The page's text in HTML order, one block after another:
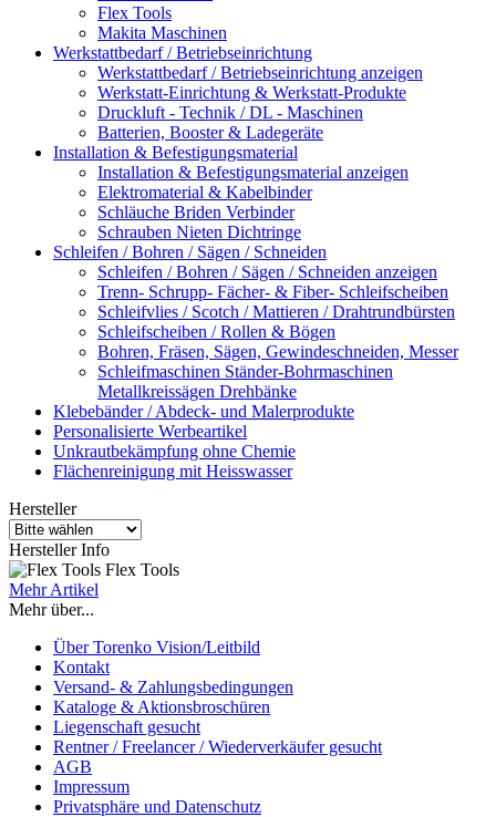
Flex Tools
Makita Maschinen
Werkstattbedarf / Betriebseinrichtung
Werkstattbedarf / Betriebseinrichtung anzeigen
Werkstatt-Einrichtung & Werkstatt-Produkte
Druckluft - Technik / DL - Maschinen
Batterien, Booster & Ladegeräte
Installation & Befestigungsmaterial
Installation & Befestigungsmaterial anzeigen
Elektromaterial & Kabelbinder
Schläuche Briden Verbinder
Schrauben Nieten Dichtringe
Schleifen / Bohren / Sägen / Schneiden
Schleifen / Bohren / Sägen / Schneiden anzeigen
Trenn- Schrupp- Fächer- & Fiber- Schleifscheiben
Schleifvlies / Scotch / Mattieren / Drahtrundbürsten
Schleifscheiben / Rollen & Bögen
Bohren, Fräsen, Sägen, Gewindeschneiden, Messer
Schleifmaschinen Ständer-Bohrmaschinen
Metallkreissägen Drehbänke
Klebebänder / Abdeck- und Malerprodukte
Personalisierte Werbeartikel
Unkrautbekämpfung ohne Chemie
Flächenreinigung mit Heisswasser
Hersteller
Hersteller Info
Flex Tools
Mehr Artikel
Mehr über...
Über Torenko Vision/Leitbild
Kontakt
Versand- & Zahlungsbedingungen
Kataloge & Aktionsbroschüren
Liegenschaft gesucht
Rentner / Freelancer / Wiederverkäufer gesucht
AGB
Impressum
Privatsphäre und Datenschutz